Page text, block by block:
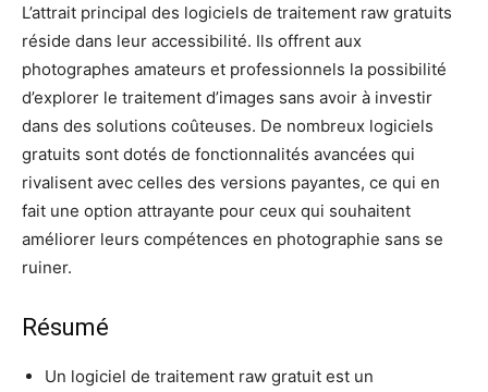
L’attrait principal des logiciels de traitement raw gratuits
réside dans leur accessibilité. Ils offrent aux
photographes amateurs et professionnels la possibilité
d’explorer le traitement d’images sans avoir à investir
dans des solutions coûteuses. De nombreux logiciels
gratuits sont dotés de fonctionnalités avancées qui
rivalisent avec celles des versions payantes, ce qui en
fait une option attrayante pour ceux qui souhaitent
améliorer leurs compétences en photographie sans se
ruiner.
Résumé
Un logiciel de traitement raw gratuit est un